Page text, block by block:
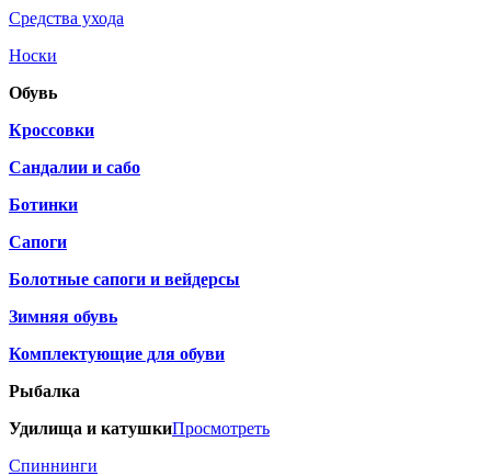
Средства ухода
Носки
Обувь
Кроссовки
Сандалии и сабо
Ботинки
Сапоги
Болотные сапоги и вейдерсы
Зимняя обувь
Комплектующие для обуви
Рыбалка
Удилища и катушкиПросмотреть
Спиннинги